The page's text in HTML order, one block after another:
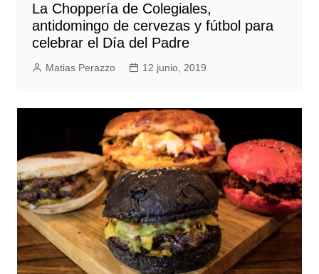
La Choppería de Colegiales,
antidomingo de cervezas y fútbol para
celebrar el Día del Padre
Matias Perazzo 12 junio, 2019